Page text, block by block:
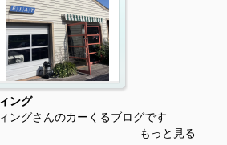
ング
ングさんのカーくるブログです
もっと見る